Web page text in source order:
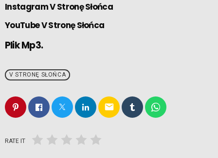
Instagram V Stronę Słońca
YouTube V Stronę Słońca
Plik Mp3.
V STRONĘ SŁOŃCA
email
RATE IT